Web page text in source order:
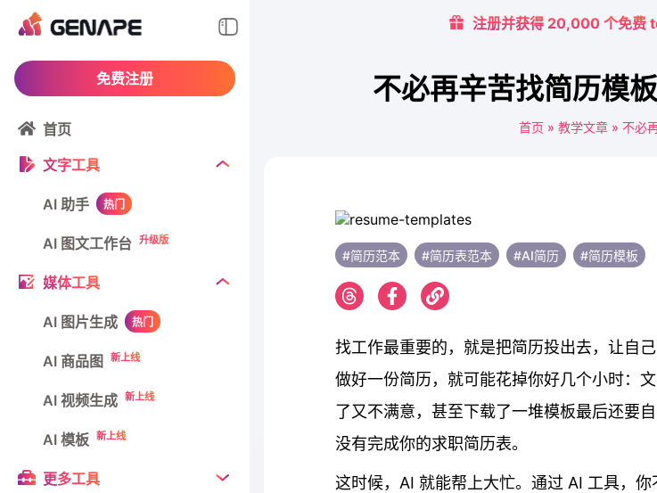
免费注册
首页
文字工具
AI 助手 热门
AI 图文工作台 升级版
媒体工具
AI 图片生成 热门
AI 商品图 新上线
AI 视频生成 新上线
AI 模板 新上线
更多工具
注册并获得 20,000 个免费
不必再辛苦找简历模
首页 » 教学文章» 不必
#简历范本 #简历表范本 #AI简历 #简历模板
找工作最重要的，就是把简历投出去，让自
做好一份简历，就可能花掉你好几个小时：
了又不满意，甚至下载了一堆模板最后还要
没有完成你的求职简历表。
这时候，AI 就能帮上大忙。通过 AI 工具，